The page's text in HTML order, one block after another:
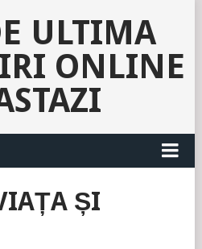
ULTIMA
ONLINE
ȘI